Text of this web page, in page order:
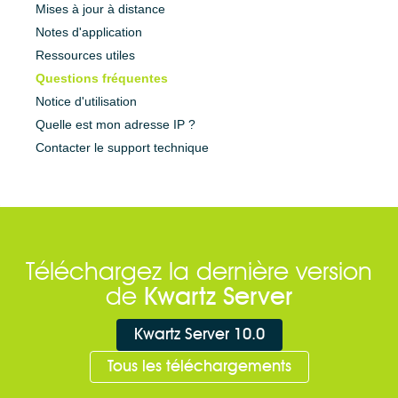
Quelle est mon adresse IP ?
Contacter le support technique
Téléchargements
Kwartz Server
Toutes les versions
Outils / Documentation
NetSupport School
Mises à jour à distance
Notes d'application
Ressources utiles
Questions fréquentes
Notice d'utilisation
Quelle est mon adresse IP ?
Contacter le support technique
Téléchargez la dernière version
de Kwartz Server
Kwartz Server 10.0
Tous les téléchargements